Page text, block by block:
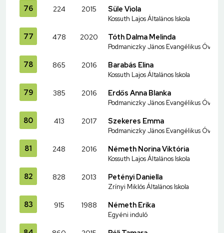
76 224 2015 Süle Viola
Kossuth Lajos Általános Iskola
77 478 2020 Tóth Dalma Melinda
Podmaniczky János Evangélikus Óvoda
78 865 2016 Barabás Elina
Kossuth Lajos Általános Iskola
79 385 2016 Erdős Anna Blanka
Podmaniczky János Evangélikus Óvoda
80 413 2017 Szekeres Emma
Podmaniczky János Evangélikus Óvoda
81 248 2016 Németh Norina Viktória
Kossuth Lajos Általános Iskola
82 828 2013 Petényi Daniella
Zrínyi Miklós Általános Iskola
83 915 1988 Németh Erika
Egyéni induló